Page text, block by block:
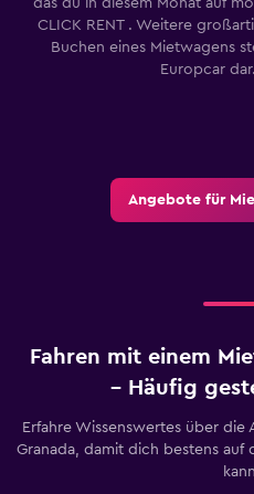
CLICK RENT . Weitere
Buchen eines Mietwagens
Europcar dar.
Angebote für
Fahren mit einem
– Häufig
Erfahre Wissenswertes über die
Granada, damit dich bestens auf